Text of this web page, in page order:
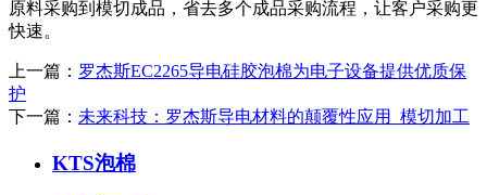
原料采购到模切成品，省去多个成品采购流程，让客户采购更
快速。
上一篇： 罗杰斯EC2265导电硅胶泡棉为电子设备提供优质保
护
下一篇： 未来科技：罗杰斯导电材料的颠覆性应用_模切加工
KTS泡棉